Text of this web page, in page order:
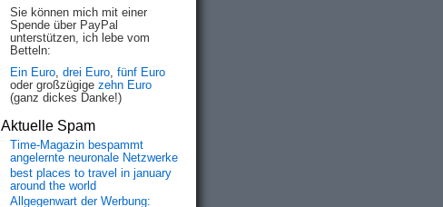
Sie können mich mit einer
Spende über PayPal
unterstützen, ich lebe vom
Betteln:
Ein Euro, drei Euro, fünf Euro
oder großzügige zehn Euro
(ganz dickes Danke!)
Aktuelle Spam
Time-Magazin bespammt
angelernte neuronale Netzwerke
best places to travel in january
around the world
Allgegenwart der Werbung: